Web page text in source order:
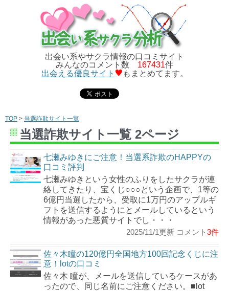
出会い系やサクラ情報の口コミサイト
みんなのコメント数 167431件
出会える優良サイト
もまとめてます。
TOP > 当選詐欺サイト一覧
当選詐欺サイト一覧 2ページ
七瀬みゆきにご注意！当選系詐欺のHAPPYの
口コミ評判
七瀬みゆきという女性のふりをしたサクラが連
絡してきたり、宝くじ○○○という企画で、1等の
6億円当選したから、受取に1万円のアップルギ
フトを送信するようにとメールしているという
情報があった悪質サイトでし・・・
2025/11/1更新 コメント 3件
佐々木瞳の120億円全国地方100回記念くじに注
意！lotの口コミ
佐々木 瞳が、メールを送信しているケースがあ
ったので、同じ名前にご注意ください。■lot